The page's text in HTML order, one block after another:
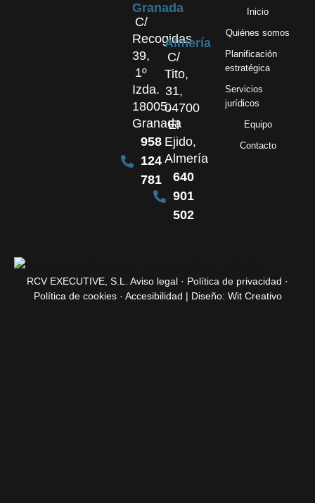
Granada
C/
Recogidas
39,
1º
Izda.
18005,
Granada
958
124
781
Almería
C/
Tito,
31,
04700
El
Ejido,
Almería
640
901
502
Inicio
Quiénes somos
Planificación
estratégica
Servicios
jurídicos
Equipo
Contacto
RCV EXECUTIVE, S.L. Aviso legal · Política de privacidad ·
Política de cookies· Accesibilidad | Diseño: Wit Creativo